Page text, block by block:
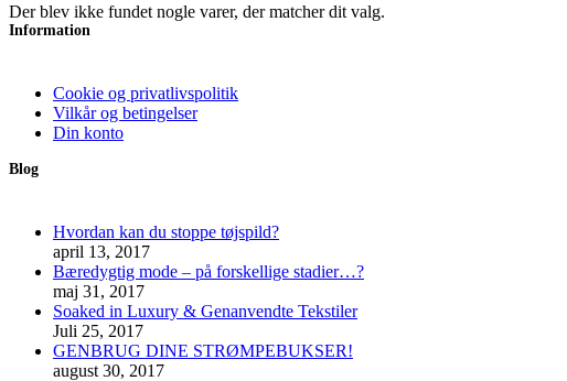
Der blev ikke fundet nogle varer, der matcher dit valg.
Information
Cookie og privatlivspolitik
Vilkår og betingelser
Din konto
Blog
Hvordan kan du stoppe tøjspild?
april 13, 2017
Bæredygtig mode – på forskellige stadier…?
maj 31, 2017
Soaked in Luxury & Genanvendte Tekstiler
Juli 25, 2017
GENBRUG DINE STRØMPEBUKSER!
august 30, 2017